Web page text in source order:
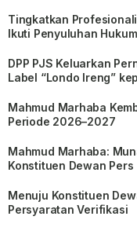
Tingkatkan
Ikuti Penyuluhan
DPP PJS Keluarkan
Label “Londo Ireng”
Mahmud Marhaba
Periode 2026–2027
Mahmud Marhaba:
Konstituen Dewan Pers
Menuju Konstituen
Persyaratan Verifikasi